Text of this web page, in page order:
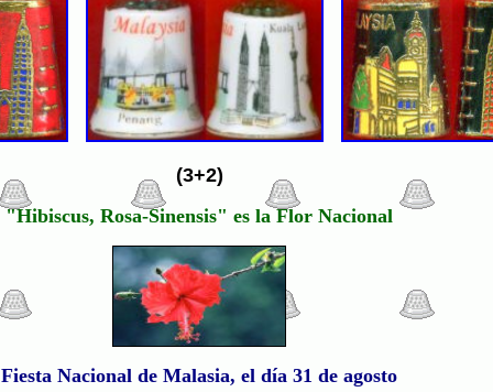
(3+2)
"Hibiscus, Rosa-Sinensis" es la Flor Nacional
Fiesta Nacional de Malasia, el día 31 de agosto